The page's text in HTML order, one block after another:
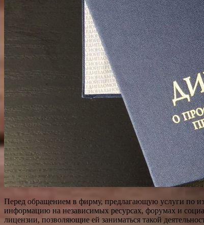
Перед обращением в фирму, предлагающую услуги по
информацию на независимых ресурсах, форумах и
лицензии, позволяющие ей заниматься такой